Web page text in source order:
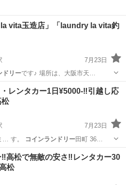
la vita玉造店」「laundry la vita釣
7月23日
ドリー です♪ 場所は、大阪市天…
その他 コインランドリー
レンタカー1日¥5000-‼️引越し応
7月23日
… す。 コインランドリー田町 36…
引っ越し レンタカー
‼️高松で無敵の安さ‼️レンタカー30
松